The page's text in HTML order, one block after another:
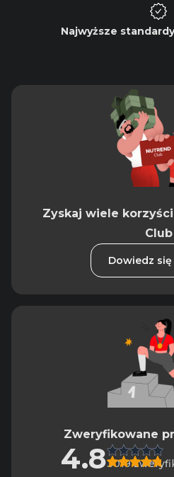
Najwyższe standardy
Zyskaj wiele korzyści
Club
Dowiedz
Zweryfikowane
4.83019